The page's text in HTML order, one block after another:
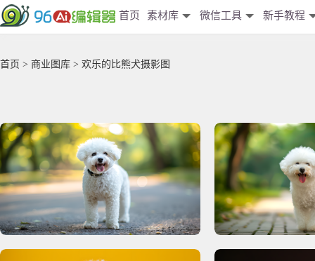
首页 素材库 微信工具 新手教程
首页 > 商业图库 > 欢乐的比熊犬摄影图